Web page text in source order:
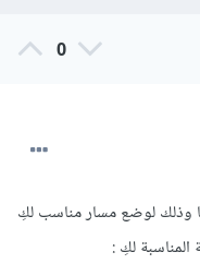
0
وذلك لوضع مسار مناسب لكِ
لكِ